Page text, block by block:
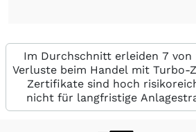
Im Durchschnitt erleiden 7 von
Verluste beim Handel mit
Zertifikate sind hoch
nicht für langfristige